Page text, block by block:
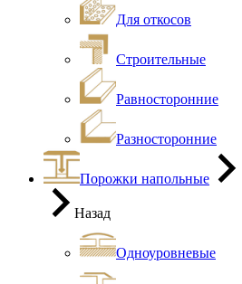
Для откосов
Строительные
Равносторонние
Разносторонние
Порожки напольные
Назад
Одноуровневые